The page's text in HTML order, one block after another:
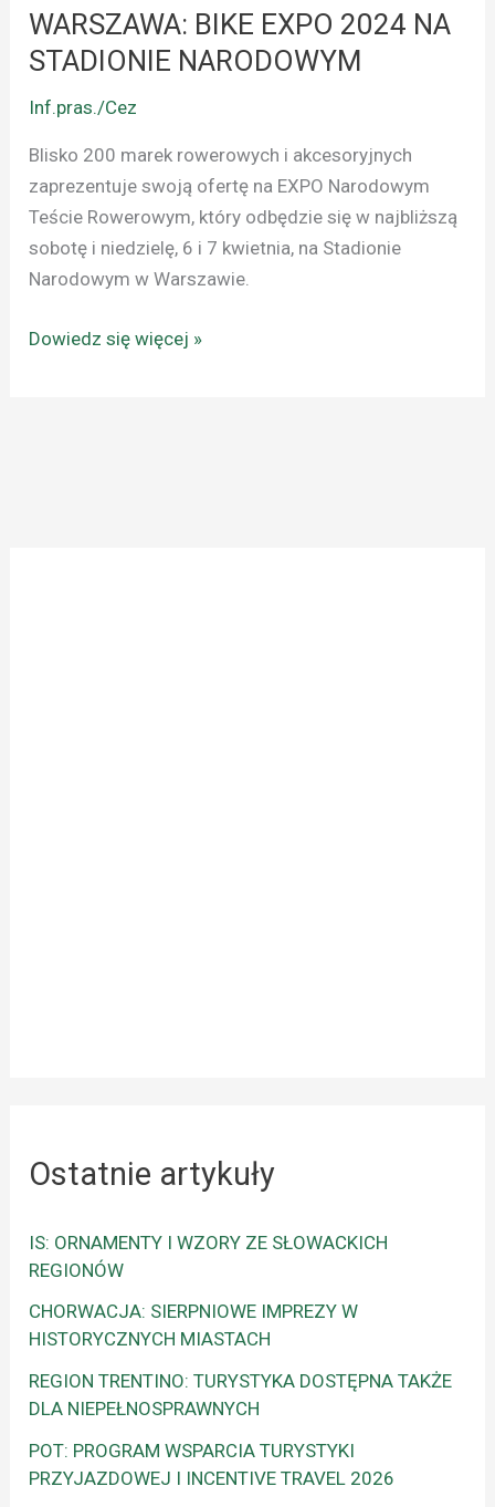
WARSZAWA: BIKE EXPO 2024 NA
STADIONIE NARODOWYM
Inf.pras./Cez
Blisko 200 marek rowerowych i akcesoryjnych
zaprezentuje swoją ofertę na EXPO Narodowym
Teście Rowerowym, który odbędzie się w najbliższą
sobotę i niedzielę, 6 i 7 kwietnia, na Stadionie
Narodowym w Warszawie.
STADIONIE
NARODOWYM
Dowiedz się więcej »
Ostatnie artykuły
IS: ORNAMENTY I WZORY ZE SŁOWACKICH
REGIONÓW
CHORWACJA: SIERPNIOWE IMPREZY W
HISTORYCZNYCH MIASTACH
REGION TRENTINO: TURYSTYKA DOSTĘPNA TAKŻE
DLA NIEPEŁNOSPRAWNYCH
POT: PROGRAM WSPARCIA TURYSTYKI
PRZYJAZDOWEJ I INCENTIVE TRAVEL 2026